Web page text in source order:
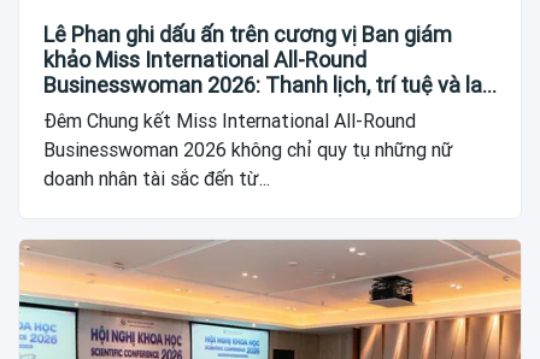
Lê Phan ghi dấu ấn trên cương vị Ban giám
khảo Miss International All-Round
Businesswoman 2026: Thanh lịch, trí tuệ và lan
tỏa giá trị của người phụ nữ hiện đại
Đêm Chung kết Miss International All-Round
Businesswoman 2026 không chỉ quy tụ những nữ
doanh nhân tài sắc đến từ...